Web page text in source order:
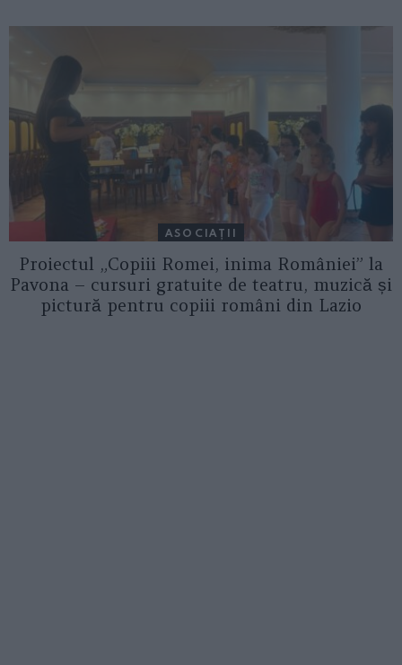
ASOCIAŢII
Proiectul „Copiii Romei, inima României” la
Pavona – cursuri gratuite de teatru, muzică și
pictură pentru copiii români din Lazio